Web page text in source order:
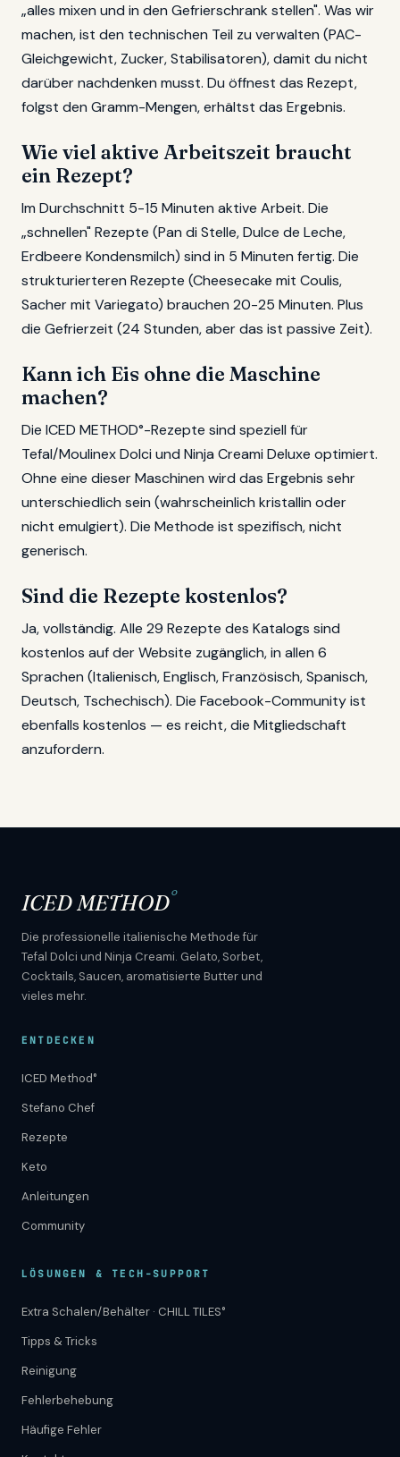
„alles mixen und in den Gefrierschrank stellen". Was wir
machen, ist den technischen Teil zu verwalten (PAC-
Gleichgewicht, Zucker, Stabilisatoren), damit du nicht
darüber nachdenken musst. Du öffnest das Rezept,
folgst den Gramm-Mengen, erhältst das Ergebnis.
Wie viel aktive Arbeitszeit braucht
ein Rezept?
Im Durchschnitt 5-15 Minuten aktive Arbeit. Die
„schnellen" Rezepte (Pan di Stelle, Dulce de Leche,
Erdbeere Kondensmilch) sind in 5 Minuten fertig. Die
strukturierteren Rezepte (Cheesecake mit Coulis,
Sacher mit Variegato) brauchen 20-25 Minuten. Plus
die Gefrierzeit (24 Stunden, aber das ist passive Zeit).
Kann ich Eis ohne die Maschine
machen?
Die ICED METHOD°-Rezepte sind speziell für
Tefal/Moulinex Dolci und Ninja Creami Deluxe optimiert.
Ohne eine dieser Maschinen wird das Ergebnis sehr
unterschiedlich sein (wahrscheinlich kristallin oder
nicht emulgiert). Die Methode ist spezifisch, nicht
generisch.
Sind die Rezepte kostenlos?
Ja, vollständig. Alle 29 Rezepte des Katalogs sind
kostenlos auf der Website zugänglich, in allen 6
Sprachen (Italienisch, Englisch, Französisch, Spanisch,
Deutsch, Tschechisch). Die Facebook-Community ist
ebenfalls kostenlos — es reicht, die Mitgliedschaft
anzufordern.
ICED METHOD°
Die professionelle italienische Methode für
Tefal Dolci und Ninja Creami. Gelato, Sorbet,
Cocktails, Saucen, aromatisierte Butter und
vieles mehr.
ENTDECKEN
ICED Method°
Stefano Chef
Rezepte
Keto
Anleitungen
Community
LÖSUNGEN & TECH-SUPPORT
Extra Schalen/Behälter · CHILL TILES°
Tipps & Tricks
Reinigung
Fehlerbehebung
Häufige Fehler